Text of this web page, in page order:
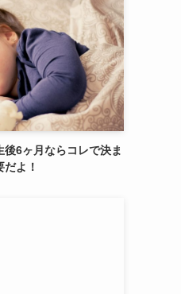
6ヶ月ならコレで決ま
よ！